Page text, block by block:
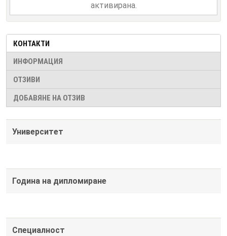
активирана.
КОНТАКТИ
ИНФОРМАЦИЯ
ОТЗИВИ
ДОБАВЯНЕ НА ОТЗИВ
Университет
Година на дипломиране
Специалност